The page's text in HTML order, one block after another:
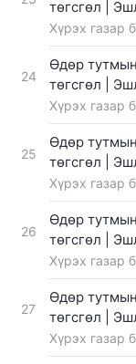
төгсгөл |
Хүрэх газар
24
Өдөр
төгсгөл |
Хүрэх газар
25
Өдөр
төгсгөл |
Хүрэх газар
26
Өдөр
төгсгөл |
Хүрэх газар
27
Өдөр
төгсгөл |
Хүрэх газар